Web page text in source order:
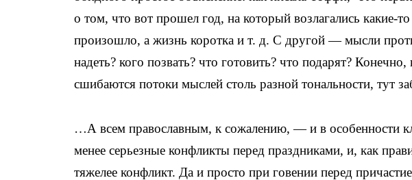
о том, что вот прошел год, на который возлагались какие-
произошло, а жизнь коротка и т. д. С другой — мысли
надеть? кого позвать? что готовить? что подарят?
сшибаются потоки мыслей столь разной тональности, тут
…А всем православным, к сожалению, — и в особенности
менее серьезные конфликты перед праздниками, и, как
тяжелее конфликт. Да и просто при говении перед